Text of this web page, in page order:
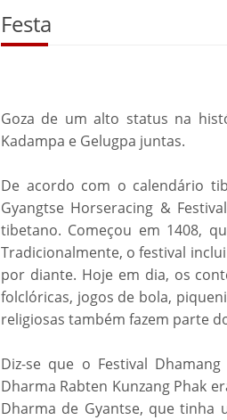
Festa
Goza de um alto status na
Kadampa e Gelugpa juntas.
De acordo com o calendário
Gyangtse Horseracing &
tibetano. Começou em 1408,
Tradicionalmente, o festival
por diante. Hoje em dia, os
folclóricas, jogos de bola,
religiosas também fazem parte
Diz-se que o Festival
Dharma Rabten Kunzang Phak
Dharma de Gyantse, que tinha